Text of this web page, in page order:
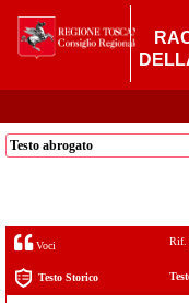
Testo abrogato
Voci Rif.
Testo Storico